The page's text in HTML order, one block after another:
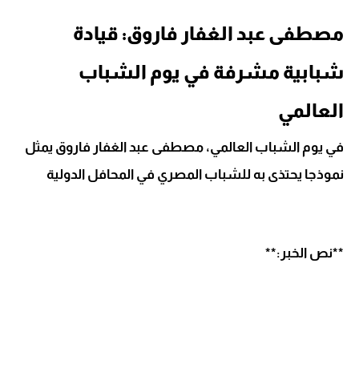
مصطفى عبد الغفار فاروق: قيادة
شبابية مشرفة في يوم الشباب
العالمي
في يوم الشباب العالمي، مصطفى عبد الغفار فاروق يمثل
نموذجا يحتذى به للشباب المصري في المحافل الدولية
**نص الخبر:**